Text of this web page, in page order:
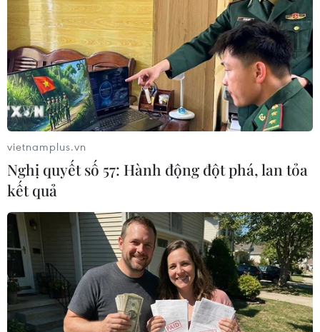
Ca sỹ Beyoncé ủng hộ dịch vụ giao đồ ăn
thuần chay tại Mỹ
05/02/2015 09:49
Beyoncé đã trở thành ngôi sao mới nhất ủng hộ chế độ
ăn thuần chay khi hợp tác với một dịch vụ giao đồ ăn
tận nhà trong chương trình 22 Days Nutrition.
vietnamplus.vn
Nghị quyết số 57: Hành động đột phá, lan tỏa
kết quả